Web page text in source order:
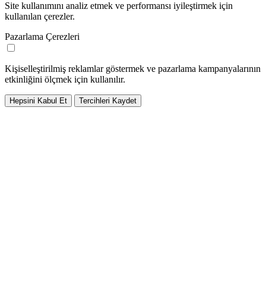
Site kullanımını analiz etmek ve performansı iyileştirmek için
kullanılan çerezler.
Pazarlama Çerezleri
Kişiselleştirilmiş reklamlar göstermek ve pazarlama kampanyalarının
etkinliğini ölçmek için kullanılır.
Hepsini Kabul Et Tercihleri Kaydet